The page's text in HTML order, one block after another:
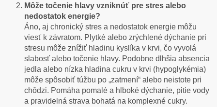
Môže točenie hlavy vzniknúť pre stres alebo
nedostatok energie?
Áno, aj chronický stres a nedostatok energie môžu
viesť k závratom. Plytké alebo zrýchlené dýchanie pri
stresu môže znížiť hladinu kyslíka v krvi, čo vyvolá
slabosť alebo točenie hlavy. Podobne dlhšia absencia
jedla alebo nízka hladina cukru v krvi (hypoglykémia)
môže spôsobiť túžbu po „zatmení“ alebo neistote pri
chôdzi. Pomáha pomalé a hlboké dýchanie, pitie vody
a pravidelná strava bohatá na komplexné cukry.